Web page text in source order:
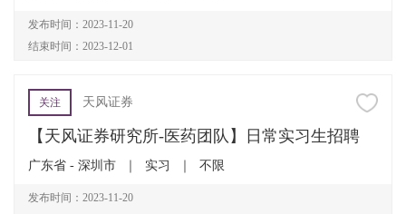
发布时间：2023-11-20
结束时间：2023-12-01
关注 天风证券
【天风证券研究所-医药团队】日常实习生招聘
广东省 - 深圳市 实习 不限
发布时间：2023-11-20